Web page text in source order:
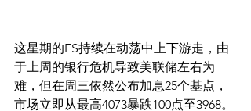
这星期的ES持续在动荡中上下游走，由
于上周的银行危机导致美联储左右为
难，但在周三依然公布加息25个基点，
市场立即从最高4073暴跌100点至3968。